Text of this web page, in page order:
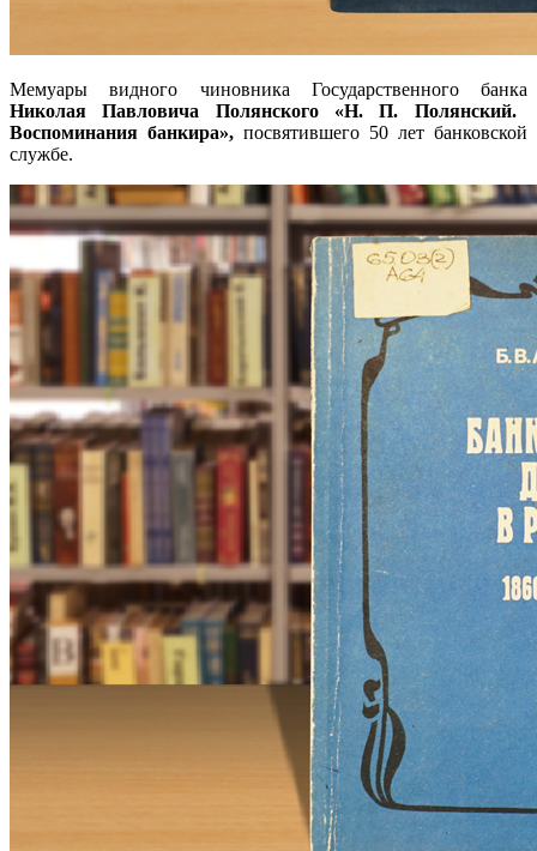
Мемуары
видного чиновника Государственного банка
Николая Павловича Полянского «Н. П. Полянский.
Воспоминания банкира», посвятившего 50 лет банковской
службе.